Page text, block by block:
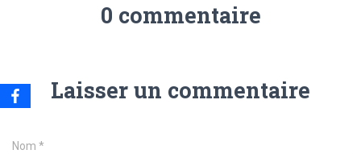
0 commentaire
Laisser un commentaire
Nom *